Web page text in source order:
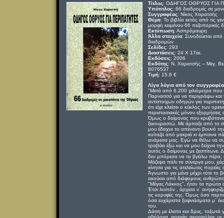
Τίτλος: ΟΔΗΓΟΣ ΟΘΡΥΟΣ ΓΙΑ
Υπότιτλος: 66 διαδρομές σε
Συγγραφέας: Νίκος Χαρατσής
Θέμα: Το βιβλίο εκτός από τις
μορφή κειμένου 66 πεζοπορικές
Εκτύπωση: Ασπρόμαυρη
Άλλα στοιχεία: Συνοδεύεται
διαδρομών
Σελίδες: 293
Διαστάσεις: 24 Χ 17εκ.
Εκδόσεις: 2006
Εκδότης: Ν. Χαρατσής – Μεγ.
8076537
Τιμή: 15,6 €
Λίγα λόγια από τον
"Μετά από 6.200 χιλιόμετρα
Παρνασσό για να περιγράψω και
αντίστοιχων οδηγών για
ότι είχε κλείσει ο κύκλος των
περιστασιακές μόνον εξορμήσεις
Όμως ο δαίμονας που κρυβότανε
ξεκουραστώ. Με άρπαξε από το
μου έδειχνε το απέναντι βουνό
κοίταζα από μακριά κι έμπαινα
ανάμεσα μας. Εγώ να θέλω να
τραβάει έξω και να μου δείχνει
αυτός ο δαίμονας με ξεσπίτωνε.
δεν μπόρεσα να τα βγάλω πέρα,
Μάζεψα πάλι τα σύνεργα μου,
κίνησα για τις ατελείωτες
Άγνωστο για μένα μέχρι τότε το
ακούσει από διάφορους
"Μέγας Λάκκος", ήταν τα πρώτα
Έτσι λοιπόν , άρχισα ν΄
τις κορυφές της. Όμως όσο
όσα ευχάριστα ξαφνιάσματα μ΄
του.
Δάση με έλατα και δρυς, τοξωτά
αξιόλογα, αρχαίες ακροπόλεις